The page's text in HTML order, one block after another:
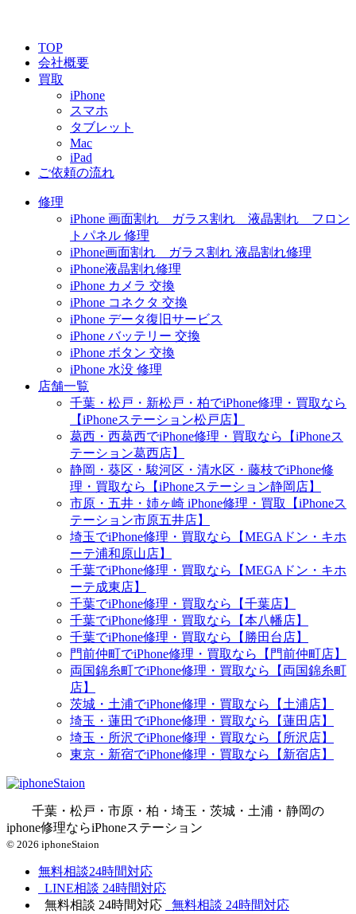
TOP
会社概要
買取
iPhone
スマホ
タブレット
Mac
iPad
ご依頼の流れ
修理
iPhone 画面割れ ガラス割れ 液晶割れ フロン
トパネル 修理
iPhone画面割れ ガラス割れ 液晶割れ修理
iPhone液晶割れ修理
iPhone カメラ 交換
iPhone コネクタ 交換
iPhone データ復旧サービス
iPhone バッテリー 交換
iPhone ボタン 交換
iPhone 水没 修理
店舗一覧
千葉・松戸・新松戸・柏でiPhone修理・買取なら
【iPhoneステーション松戸店】
葛西・西葛西でiPhone修理・買取なら【iPhoneス
テーション葛西店】
静岡・葵区・駿河区・清水区・藤枝でiPhone修
理・買取なら【iPhoneステーション静岡店】
市原・五井・姉ヶ崎 iPhone修理・買取【iPhoneス
テーション市原五井店】
埼玉でiPhone修理・買取なら【MEGAドン・キホ
ーテ浦和原山店】
千葉でiPhone修理・買取なら【MEGAドン・キホ
ーテ成東店】
千葉でiPhone修理・買取なら【千葉店】
千葉でiPhone修理・買取なら【本八幡店】
千葉でiPhone修理・買取なら【勝田台店】
門前仲町でiPhone修理・買取なら【門前仲町店】
両国錦糸町でiPhone修理・買取なら【両国錦糸町
店】
茨城・土浦でiPhone修理・買取なら【土浦店】
埼玉・蓮田でiPhone修理・買取なら【蓮田店】
埼玉・所沢でiPhone修理・買取なら【所沢店】
東京・新宿でiPhone修理・買取なら【新宿店】
千葉・松戸・市原・柏・埼玉・茨城・土浦・静岡の
iphone修理ならiPhoneステーション
© 2026 iphoneStaion
無料相談24時間対応
LINE相談 24時間対応
無料相談 24時間対応 無料相談 24時間対応